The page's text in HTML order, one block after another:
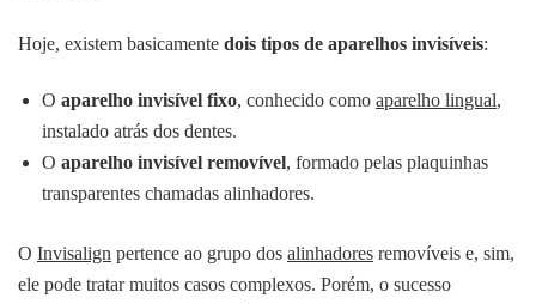
Hoje, existem basicamente dois tipos de aparelhos invisíveis:
O aparelho invisível fixo, conhecido como aparelho lingual,
instalado atrás dos dentes.
O aparelho invisível removível, formado pelas plaquinhas
transparentes chamadas alinhadores.
O Invisalign pertence ao grupo dos alinhadores removíveis e, sim,
ele pode tratar muitos casos complexos. Porém, o sucesso